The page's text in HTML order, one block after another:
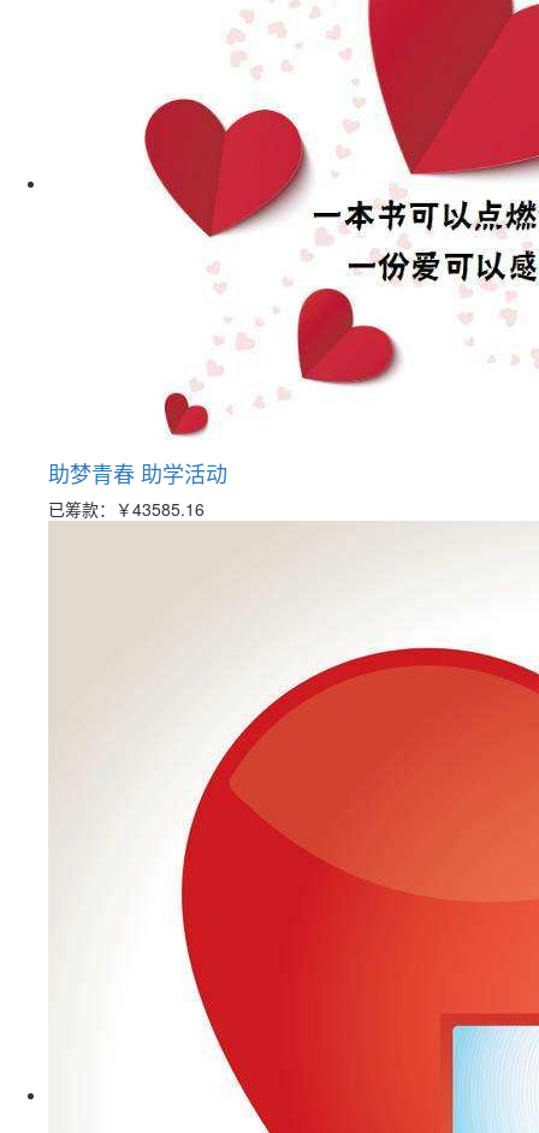
助梦青春 助学活动
已筹款： ￥43585.16